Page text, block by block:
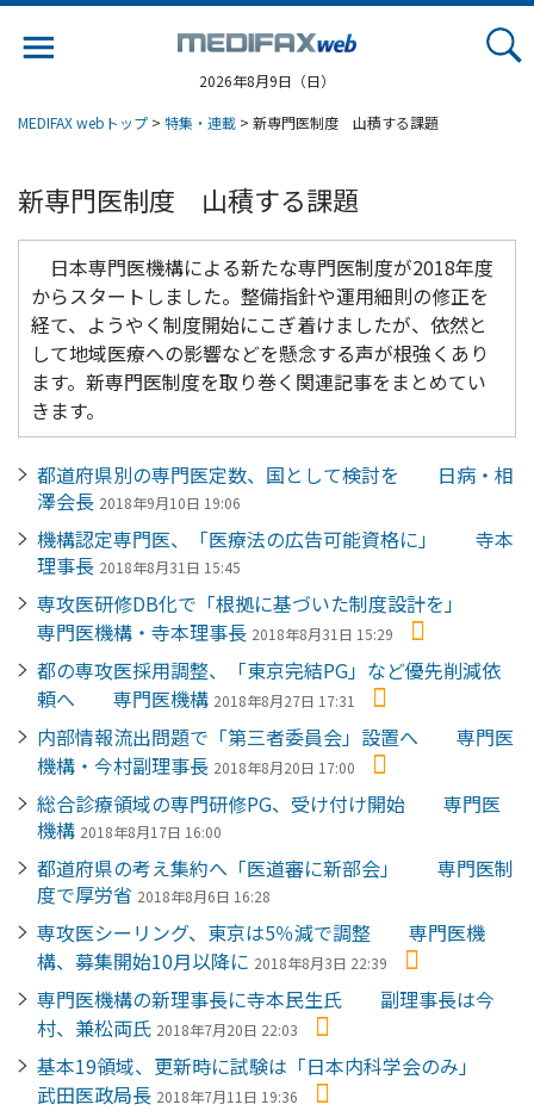
2026年8月9日（日）
MEDIFAX webトップ > 特集・連載 > 新専門医制度 山積する課題
新専門医制度 山積する課題
日本専門医機構による新たな専門医制度が2018年度
からスタートしました。整備指針や運用細則の修正を
経て、ようやく制度開始にこぎ着けましたが、依然と
して地域医療への影響などを懸念する声が根強くあり
ます。新専門医制度を取り巻く関連記事をまとめてい
きます。
都道府県別の専門医定数、国として検討を 日病・相
澤会長 2018年9月10日 19:06
機構認定専門医、「医療法の広告可能資格に」 寺本
理事長 2018年8月31日 15:45
専攻医研修DB化で「根拠に基づいた制度設計を」
専門医機構・寺本理事長 2018年8月31日 15:29
都の専攻医採用調整、「東京完結PG」など優先削減依
頼へ 専門医機構 2018年8月27日 17:31
内部情報流出問題で「第三者委員会」設置へ 専門医
機構・今村副理事長 2018年8月20日 17:00
総合診療領域の専門研修PG、受け付け開始 専門医
機構 2018年8月17日 16:00
都道府県の考え集約へ「医道審に新部会」 専門医制
度で厚労省 2018年8月6日 16:28
専攻医シーリング、東京は5％減で調整 専門医機
構、募集開始10月以降に 2018年8月3日 22:39
専門医機構の新理事長に寺本民生氏 副理事長は今
村、兼松両氏 2018年7月20日 22:03
基本19領域、更新時に試験は「日本内科学会のみ」
武田医政局長 2018年7月11日 19:36